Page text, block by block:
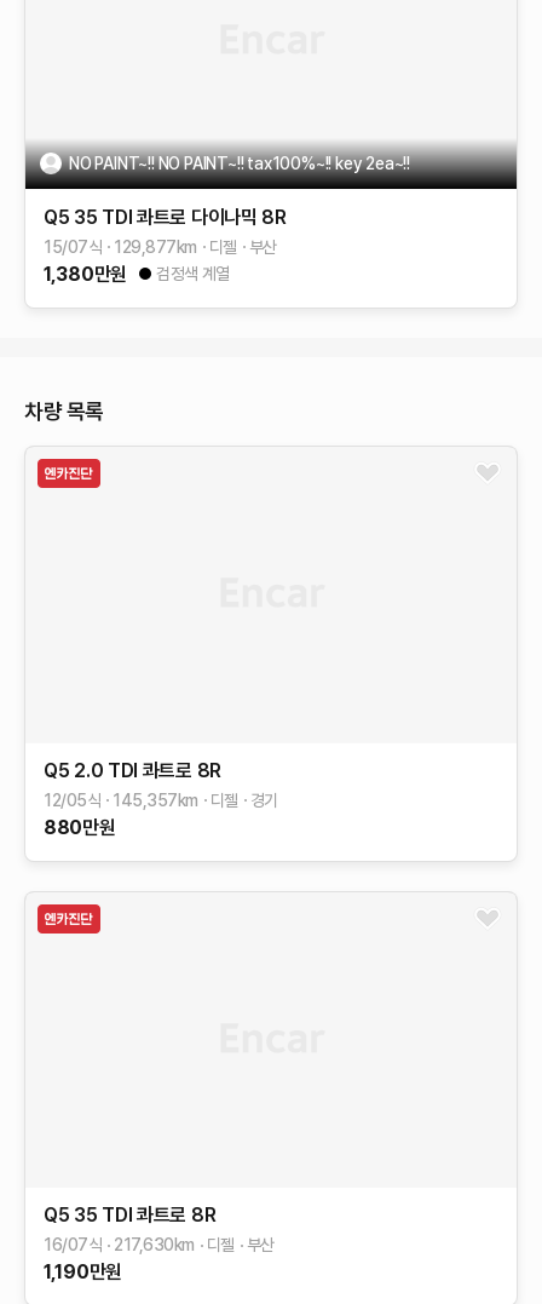
NO PAINT~!! NO PAINT~!! tax100%~!! key 2ea~!!
Q5 35 TDI 콰트로 다이나믹 8R
15/07식 129,877km 디젤 부산
1,380만원 검정색 계열
차량 목록
Q5 2.0 TDI 콰트로 8R
12/05식 145,357km 디젤 경기
880만원
Q5 35 TDI 콰트로 8R
16/07식 217,630km 디젤 부산
1,190만원